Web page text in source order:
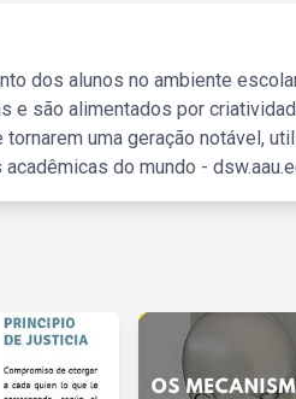
dos alunos no ambiente
são alimentados por
uma geração notável,
do mundo -